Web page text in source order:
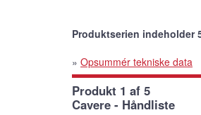
Produktserien indeholder
» Opsummér tekniske data
Produkt 1 af 5
Cavere - Håndliste